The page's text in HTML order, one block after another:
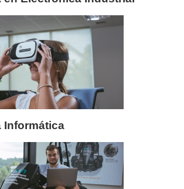
Informática